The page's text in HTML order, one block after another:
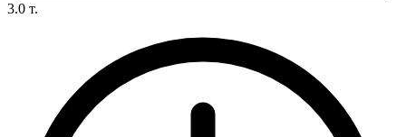
3.0 т.